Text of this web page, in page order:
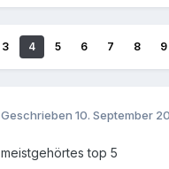
3 4 5 6 7 8 9
Geschrieben 10. September
meistgehörtes top 5